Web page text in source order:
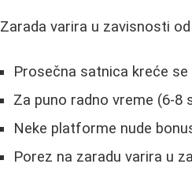
Zarada varira u zavisnosti
Prosečna satnica kreće
Za puno radno vreme (6-8
Neke platforme nude
Porez na zaradu varira u